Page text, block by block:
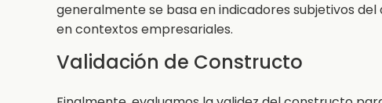
generalmente se basa en indicadores subjetivos
en contextos empresariales.
Validación de Constructo